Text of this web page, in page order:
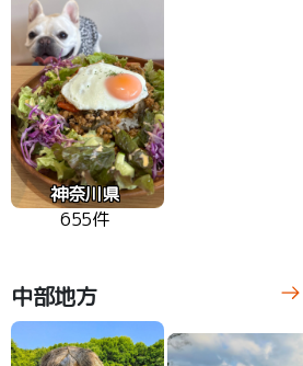
神奈川県
655件
中部地方